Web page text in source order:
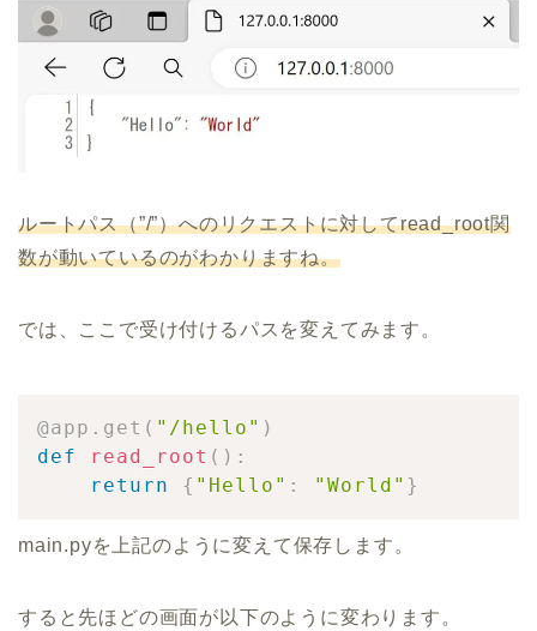
ルートパス（”/”）へのリクエストに対してread_root関
数が動いているのがわかりますね。
では、ここで受け付けるパスを変えてみます。
@app . get ( "/hello" )
def
read_root ( ) :
return
{ "Hello" : "World" }
main.pyを上記のように変えて保存します。
すると先ほどの画面が以下のように変わります。